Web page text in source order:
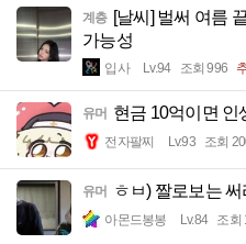
계층 [날씨] 벌써 여름
가능성
입사 Lv.94 조회 996
유머 현금 10억이면 인
전자팔찌 Lv.93 조회
유머 ㅎㅂ) 짤로보는
아몬드봉봉 Lv.84 조회